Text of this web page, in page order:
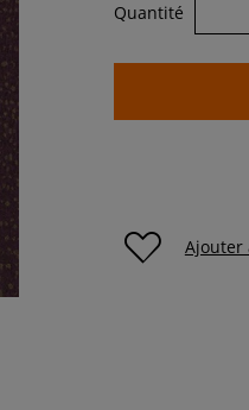
Quantité
Ajouter